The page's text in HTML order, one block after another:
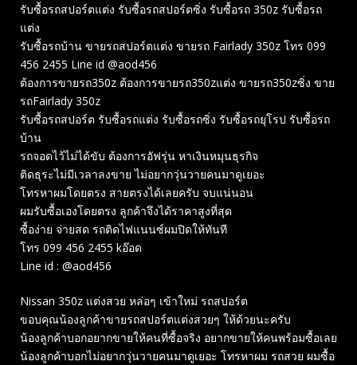
รับซื้อรถสปอร์ตแต่ง รับซื้อรถสปอร์ตซิ่ง รับซื้อรถ 350z รับซื้อรถ
แต่ง
รับซื้อรถบ้าน ขายรถสปอร์ตแต่ง ขายรถ Fairlady 350z โทร 099
456 2455 Line id @aod456
ต้องการขายรถ350z ต้องการขายรถ350zแต่ง ขายรถ350zซิ่ง ขาย
รถFairlady 350z
รับซื้อรถสปอร์ต รับซื้อรถแต่ง รับซื้อรถซิ่ง รับซื้อรถยุโรป รับซื้อรถ
บ้าน
รถจอดไว้ไม่ได้ขับ ต้องการอัฟรุ่น หาเงินหมุนธุรกิจ
ติดธุระไม่มีเวลาลงขาย ไม่อยากวุ่นวายคนมาดูเยอะ
โทรหาผมโดยตรง สายตรงได้เลยครับ จบแน่นอน
ผมรับซื้อเองโดยตรง ลูกค้าจึงได้ราคาสูงที่สุด
ซื้อง่าย จ่ายสด รถติดไฟแนนซ์ผมปิดให้ทันที
โทร 099 456 2455 kอ๊อด
Line id : @aod456
Nissan 350z แต่งสวย หล่อๆ เข้าใหม่ รถสปอร์ต
ขอบคุณน้องลูกค้าขายรถสปอร์ตแต่งสวยๆ ให้ด้วยนะครับ
น้องลูกค้าบอกอยากขายให้คนที่ซื้อจริง อยากขายให้คนพร้อมซื้อเลย
น้องลูกค้าบอกไม่อยากวุ่นวายคนมาดูเยอะ โทรหาผม รถสวย ผมซื้อ